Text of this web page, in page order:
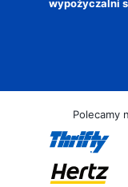
wypożyczalni
Polecamy